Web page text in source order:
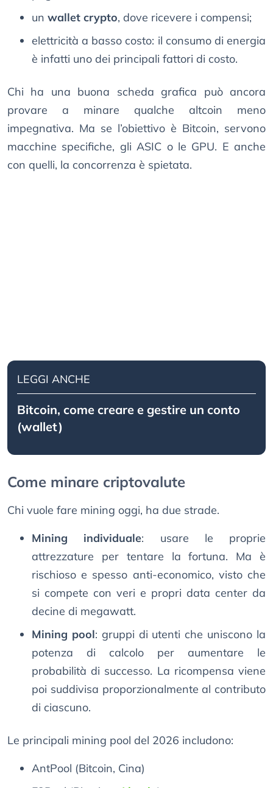
un wallet crypto, dove ricevere i compensi;
elettricità a basso costo: il consumo di energia
è infatti uno dei principali fattori di costo.
Chi ha una buona scheda grafica può ancora
provare a minare qualche altcoin meno
impegnativa. Ma se l’obiettivo è Bitcoin, servono
macchine specifiche, gli ASIC o le GPU. E anche
con quelli, la concorrenza è spietata.
LEGGI ANCHE
Bitcoin, come creare e gestire un conto
(wallet)
Come minare criptovalute
Chi vuole fare mining oggi, ha due strade.
Mining individuale: usare le proprie
attrezzature per tentare la fortuna. Ma è
rischioso e spesso anti-economico, visto che
si compete con veri e propri data center da
decine di megawatt.
Mining pool: gruppi di utenti che uniscono la
potenza di calcolo per aumentare le
probabilità di successo. La ricompensa viene
poi suddivisa proporzionalmente al contributo
di ciascuno.
Le principali mining pool del 2026 includono:
AntPool (Bitcoin, Cina)